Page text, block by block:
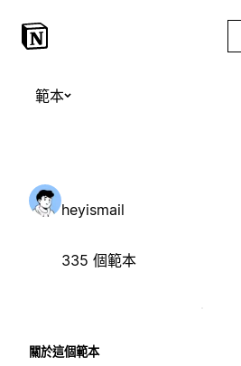
範本
heyismail
335 個範本
關於這個範本